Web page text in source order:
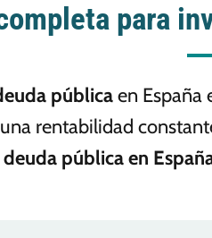
para
públicaen España
rentabilidad
pública en